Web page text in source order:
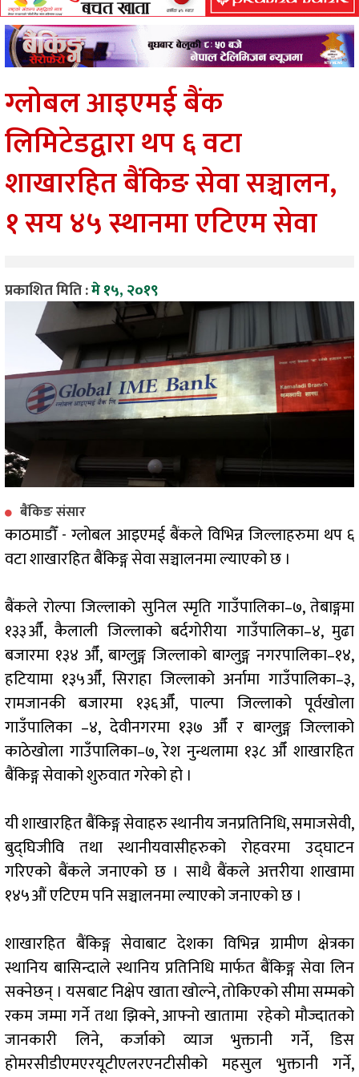
ग्लोबल आइएमई बैंक
लिमिटेडद्वारा थप ६ वटा
शाखारहित बैंकिङ सेवा सञ्चालन,
१ सय ४५ स्थानमा एटिएम सेवा
प्रकाशित मिति :मे १५, २०१९
बैंकिङ संसार
काठमाडौँ - ग्लोबल आइएमई बैंकले विभिन्न जिल्लाहरुमा थप ६
वटा शाखारहित बैंकिङ्ग सेवा सञ्चालनमा ल्याएको छ ।
बैंकले रोल्पा जिल्लाको सुनिल स्मृति गाउँपालिका–७, तेबाङ्गमा
१३३औँ, कैलाली जिल्लाको बर्दगोरीया गाउँपालिका–४, मुढा
बजारमा १३४ औँ, बाग्लुङ्ग जिल्लाको बाग्लुङ्ग नगरपालिका–१४,
हटियामा १३५औँ, सिराहा जिल्लाको अर्नामा गाउँपालिका–३,
रामजानकी बजारमा १३६औँ, पाल्पा जिल्लाको पूर्वखोला
गाउँपालिका –४, देवीनगरमा १३७ औँ र बाग्लुङ्ग जिल्लाको
काठेखोला गाउँपालिका–७, रेश नुन्थलामा १३८ औँ शाखारहित
बैंकिङ्ग सेवाको शुरुवात गरेको हो ।
यी शाखारहित बैंकिङ्ग सेवाहरु स्थानीय जनप्रतिनिधि, समाजसेवी,
बुद्घिजीवि तथा स्थानीयवासीहरुको रोहवरमा उद्घाटन
गरिएको बैंकले जनाएको छ । साथै बैंकले अत्तरीया शाखामा
१४५औं एटिएम पनि सञ्चालनमा ल्याएको जनाएको छ ।
शाखारहित बैंकिङ्ग सेवाबाट देशका विभिन्न ग्रामीण क्षेत्रका
स्थानिय बासिन्दाले स्थानिय प्रतिनिधि मार्फत बैंकिङ्ग सेवा लिन
सक्नेछन् । यसबाट निक्षेप खाता खोल्ने, तोकिएको सीमा सम्मको
रकम जम्मा गर्ने तथा झिक्ने, आफ्नो खातामा रहेको मौज्दातको
जानकारी लिने, कर्जाको व्याज भुक्तानी गर्ने, डिस
होमरसीडीएमएरयूटीएलरएनटीसीको महसुल भुक्तानी गर्ने,